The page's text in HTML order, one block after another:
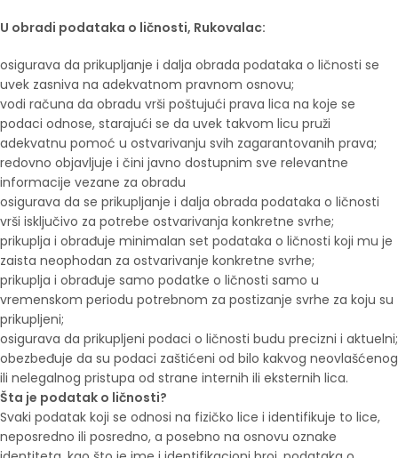
U obradi podataka o ličnosti, Rukovalac:
osigurava da prikupljanje i dalja obrada podataka o ličnosti se
uvek zasniva na adekvatnom pravnom osnovu;
vodi računa da obradu vrši poštujući prava lica na koje se
podaci odnose, starajući se da uvek takvom licu pruži
adekvatnu pomoć u ostvarivanju svih zagarantovanih prava;
redovno objavljuje i čini javno dostupnim sve relevantne
informacije vezane za obradu
osigurava da se prikupljanje i dalja obrada podataka o ličnosti
vrši isključivo za potrebe ostvarivanja konkretne svrhe;
prikuplja i obrađuje minimalan set podataka o ličnosti koji mu je
zaista neophodan za ostvarivanje konkretne svrhe;
prikuplja i obrađuje samo podatke o ličnosti samo u
vremenskom periodu potrebnom za postizanje svrhe za koju su
prikupljeni;
osigurava da prikupljeni podaci o ličnosti budu precizni i aktuelni;
obezbeđuje da su podaci zaštićeni od bilo kakvog neovlašćenog
ili nelegalnog pristupa od strane internih ili eksternih lica.
Šta je podatak o ličnosti?
Svaki podatak koji se odnosi na fizičko lice i identifikuje to lice,
neposredno ili posredno, a posebno na osnovu oznake